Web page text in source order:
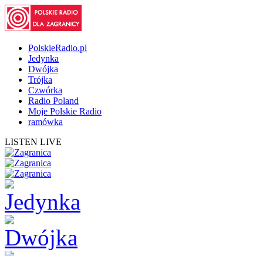
PolskieRadio.pl
Jedynka
Dwójka
Trójka
Czwórka
Radio Poland
Moje Polskie Radio
ramówka
LISTEN LIVE